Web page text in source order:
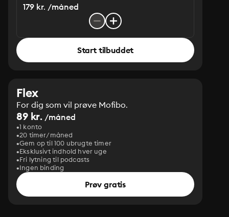
179 kr. /måned
Start tilbuddet
Flex
For dig som vil prøve Mofibo.
89 kr. /måned
1 konto
20 timer/måned
Gem op til 100 ubrugte timer
Eksklusivt indhold hver uge
Fri lytning til podcasts
Ingen binding
Prøv gratis